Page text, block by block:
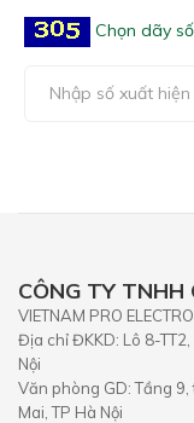
Chọn dãy
CÔNG TY
VIETNAM PRO
Địa chỉ ĐKKD: Lô 8-
Nội
Văn phòng GD: Tầng
Mai, TP Hà Nội